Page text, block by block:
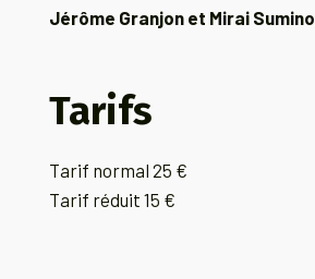
Jérôme Granjon et Mirai Sumino
Tarifs
Tarif normal 25 €
Tarif réduit 15 €